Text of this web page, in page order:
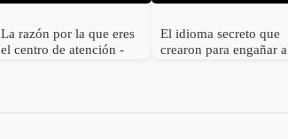
La razón por la que eres
el centro de atención -
El idioma secreto que
crearon para engañar a